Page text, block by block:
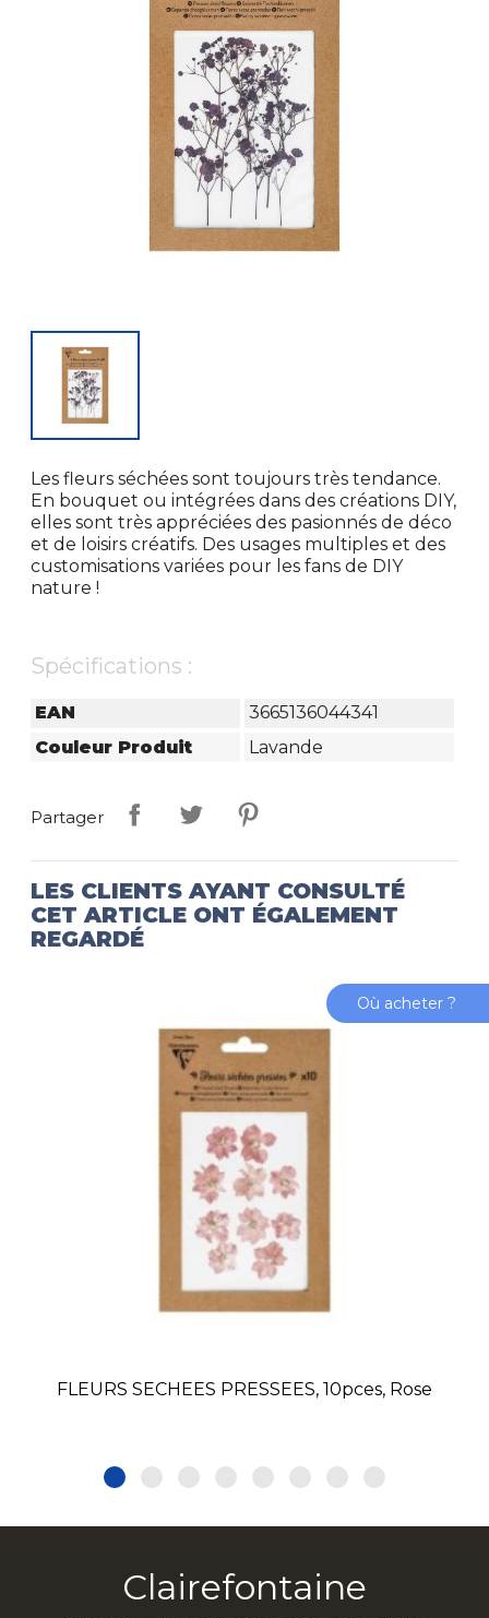
Les fleurs séchées sont toujours très tendance.
En bouquet ou intégrées dans des créations DIY,
elles sont très appréciées des pasionnés de déco
et de loisirs créatifs. Des usages multiples et des
customisations variées pour les fans de DIY
nature !
Spécifications :
EAN
3665136044341
Couleur Produit
Lavande
Partager
LES CLIENTS AYANT CONSULTÉ
CET ARTICLE ONT ÉGALEMENT
REGARDÉ
FLEURS SECHEES PRESSEES, 10pces, Rose
Clairefontaine
Où acheter ?